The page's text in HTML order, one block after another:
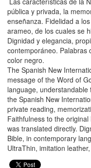
pública y privada, la
enseñanza. Fidelidad a
arameo, de los cuales se
Dignidad y elegancia,
contemporáneo. Palabras
color negro.
The Spanish New
message of the Word of
language,
the Spanish New
private reading,
Faithfulness to the
was translated directly.
Bible, in contemporary
UltraThin, imitation